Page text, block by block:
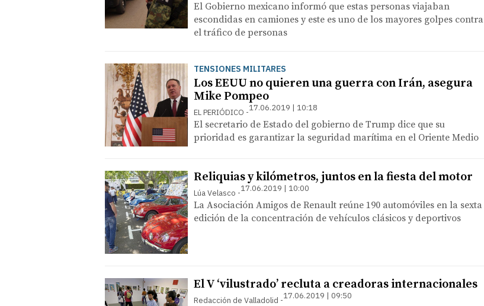
El Gobierno mexicano informó que estas personas viajaban
escondidas en camiones y este es uno de los mayores golpes contra
el tráfico de personas
TENSIONES MILITARES
Los EEUU no quieren una guerra con Irán, asegura
Mike Pompeo
EL PERIÓDICO 17.06.2019 | 10:18
El secretario de Estado del gobierno de Trump dice que su
prioridad es garantizar la seguridad marítima en el Oriente Medio
Reliquias y kilómetros, juntos en la fiesta del motor
Lúa Velasco 17.06.2019 | 10:00
La Asociación Amigos de Renault reúne 190 automóviles en la sexta
edición de la concentración de vehículos clásicos y deportivos
El V ‘vilustrado’ recluta a creadoras internacionales
Redacción de Valladolid 17.06.2019 | 09:50